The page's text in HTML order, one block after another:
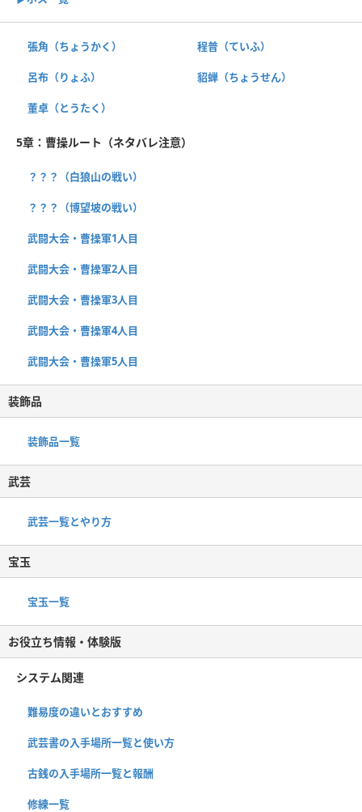
張角（ちょうかく） 程普（ていふ）
呂布（りょふ） 貂蝉（ちょうせん）
董卓（とうたく）
5章：曹操ルート（ネタバレ注意）
？？？（白狼山の戦い）
？？？（博望坡の戦い）
武闘大会・曹操軍1人目
武闘大会・曹操軍2人目
武闘大会・曹操軍3人目
武闘大会・曹操軍4人目
武闘大会・曹操軍5人目
装飾品
装飾品一覧
武芸
武芸一覧とやり方
宝玉
宝玉一覧
お役立ち情報・体験版
システム関連
難易度の違いとおすすめ
武芸書の入手場所一覧と使い方
古銭の入手場所一覧と報酬
修練一覧